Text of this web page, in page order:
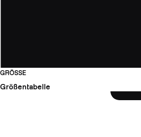
GRÖSSE
Größentabelle